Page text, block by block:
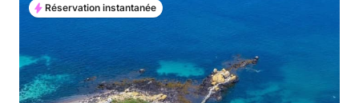
Réservation instantanée